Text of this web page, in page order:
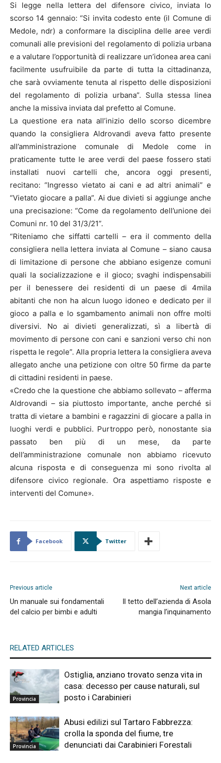
Si legge nella lettera del difensore civico, inviata lo
scorso 14 gennaio: “Si invita codesto ente (il Comune di
Medole, ndr) a conformare la disciplina delle aree verdi
comunali alle previsioni del regolamento di polizia urbana
e a valutare l’opportunità di realizzare un’idonea area cani
facilmente usufruibile da parte di tutta la cittadinanza,
che sarà ovviamente tenuta al rispetto delle disposizioni
del regolamento di polizia urbana”. Sulla stessa linea
anche la missiva inviata dal prefetto al Comune.
La questione era nata all’inizio dello scorso dicembre
quando la consigliera Aldrovandi aveva fatto presente
all’amministrazione comunale di Medole come in
praticamente tutte le aree verdi del paese fossero stati
installati nuovi cartelli che, ancora oggi presenti,
recitano: “Ingresso vietato ai cani e ad altri animali” e
“Vietato giocare a palla”. Ai due divieti si aggiunge anche
una precisazione: “Come da regolamento dell’unione dei
Comuni nr. 10 del 31/3/21”.
“Riteniamo che siffatti cartelli – era il commento della
consigliera nella lettera inviata al Comune – siano causa
di limitazione di persone che abbiano esigenze comuni
quali la socializzazione e il gioco; svaghi indispensabili
per il benessere dei residenti di un paese di 4mila
abitanti che non ha alcun luogo idoneo e dedicato per il
gioco a palla e lo sgambamento animali non offre molti
diversivi. No ai divieti generalizzati, sì a libertà di
movimento di persone con cani e sanzioni verso chi non
rispetta le regole”. Alla propria lettera la consigliera aveva
allegato anche una petizione con oltre 50 firme da parte
di cittadini residenti in paese.
«Credo che la questione che abbiamo sollevato – afferma
Aldrovandi – sia piuttosto importante, anche perché si
tratta di vietare a bambini e ragazzini di giocare a palla in
luoghi verdi e pubblici. Purtroppo però, nonostante sia
passato ben più di un mese, da parte
dell’amministrazione comunale non abbiamo ricevuto
alcuna risposta e di conseguenza mi sono rivolta al
difensore civico regionale. Ora aspettiamo risposte e
interventi del Comune».
Facebook Twitter
Previous article
Un manuale sui fondamentali
del calcio per bimbi e adulti
Next article
Il tetto dell’azienda di Asola
mangia l’inquinamento
RELATED ARTICLES
Provincia
Ostiglia, anziano trovato senza vita in
casa: decesso per cause naturali, sul
posto i Carabinieri
Provincia
Abusi edilizi sul Tartaro Fabbrezza:
crolla la sponda del fiume, tre
denunciati dai Carabinieri Forestali